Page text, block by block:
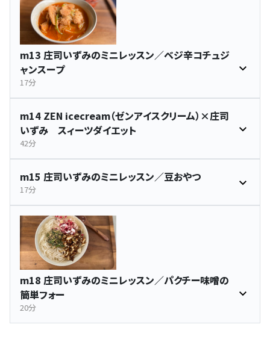
m13 庄司いずみのミニレッスン／ベジ辛コチュジ
ャンスープ
17分
m14 ZEN icecream（ゼンアイスクリーム）×庄司
いずみ スィーツダイエット
42分
m15 庄司いずみのミニレッスン／豆おやつ
17分
m18 庄司いずみのミニレッスン／パクチー味噌の
簡単フォー
20分